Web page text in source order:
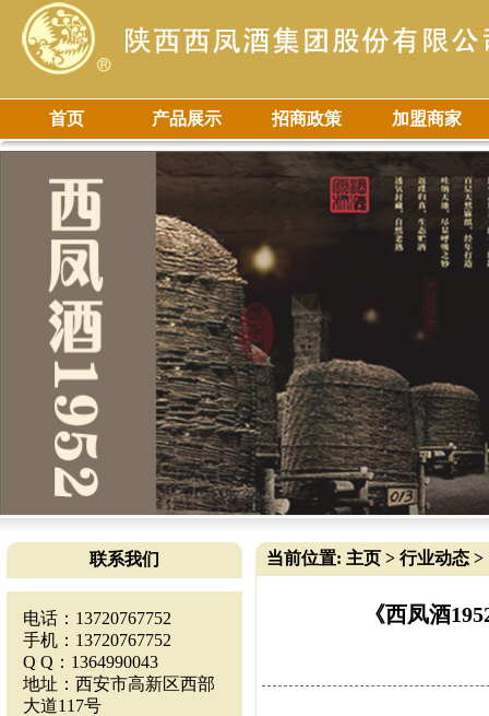
首页 产品展示 招商政策 加盟商家
联系我们
电话：13720767752
手机：13720767752
Q Q：1364990043
地址：西安市高新区西部
大道117号
当前位置: 主页 > 行业动态 >
《西凤酒